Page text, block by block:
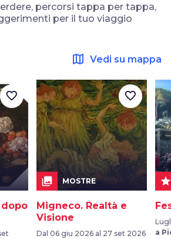
percorsi tappa per tappa,
per il tuo viaggio
map Vedi su mappa
dopo
favorite_border
collections MOSTRE
Migneco. Realtà e
Visione
Dal 06 giu 2026 al 27 set 2026
favorite_border
a